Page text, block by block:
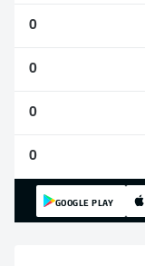
0
0
0
0
GOOGLE PLAY